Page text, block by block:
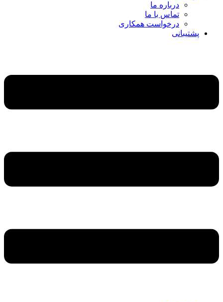
درباره ما
تماس با ما
درخواست همکاری
پشتیبانی